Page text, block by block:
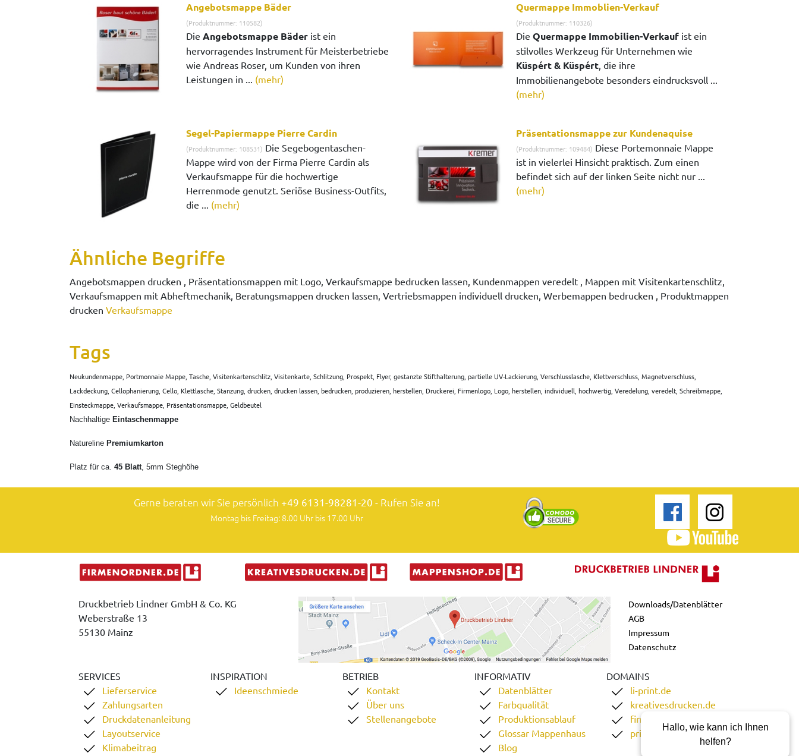
Angebotsmappe Bäder
(Produktnummer: 110582)
Die Angebotsmappe Bäderist ein
hervorragendes Instrument für Meisterbetriebe
wie Andreas Roser, um Kunden von ihren
Leistungen in ... (mehr)
Quermappe Immoblien-Verkauf
(Produktnummer: 110326)
Die Quermappe Immobilien-Verkaufist ein
stilvolles Werkzeug für Unternehmen wie
Küspért & Küspért, die ihre
Immobilienangebote besonders eindrucksvoll ...
(mehr)
Segel-Papiermappe Pierre Cardin
(Produktnummer: 108531) Die Segebogentaschen-
Mappe wird von der Firma Pierre Cardin als
Verkaufsmappe für die hochwertige
Herrenmode genutzt. Seriöse Business-Outfits,
die ... (mehr)
Präsentationsmappe zur Kundenaquise
(Produktnummer: 109484) Diese Portemonnaie Mappe
ist in vielerlei Hinsicht praktisch. Zum einen
befindet sich auf der linken Seite nicht nur ...
(mehr)
Ähnliche Begriffe
Angebotsmappen drucken , Präsentationsmappen mit Logo, Verkaufsmappe bedrucken lassen, Kundenmappen veredelt , Mappen mit Visitenkartenschlitz,
Verkaufsmappen mit Abheftmechanik, Beratungsmappen drucken lassen, Vertriebsmappen individuell drucken, Werbemappen bedrucken , Produktmappen
drucken Verkaufsmappe
Tags
Neukundenmappe, Portmonnaie Mappe, Tasche, Visitenkartenschlitz, Visitenkarte, Schlitzung, Prospekt, Flyer, gestanzte Stifthalterung, partielle UV-Lackierung, Verschlusslasche, Klettverschluss, Magnetverschluss,
Lackdeckung, Cellophanierung, Cello, Klettlasche, Stanzung, drucken, drucken lassen, bedrucken, produzieren, herstellen, Druckerei, Firmenlogo, Logo, herstellen, individuell, hochwertig, Veredelung, veredelt, Schreibmappe,
Einsteckmappe, Verkaufsmappe, Präsentationsmappe, Geldbeutel
Nachhaltige Eintaschenmappe
Natureline Premiumkarton
Platz für ca. 45 Blatt , 5mm Steghöhe
Gerne beraten wir Sie persönlich +49 6131-98281-20 - Rufen Sie an!
Montag bis Freitag: 8.00 Uhr bis 17.00 Uhr
Druckbetrieb Lindner GmbH & Co. KG
Weberstraße 13
55130 Mainz
Downloads/Datenblätter
AGB
Impressum
Datenschutz
SERVICES
Lieferservice
Zahlungsarten
Druckdatenanleitung
Layoutservice
Klimabeitrag
INSPIRATION
Ideenschmiede
BETRIEB
Kontakt
Über uns
Stellenangebote
INFORMATIV
Datenblätter
Farbqualität
Produktionsablauf
Glossar Mappenhaus
Blog
DOMAINS
li-print.de
kreativesdrucken.de
firmenordner.de
printgoweb.deHallo, wie kann ich Ihnen
helfen?